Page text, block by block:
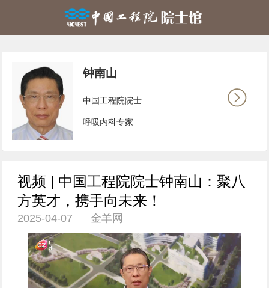
钟南山
中国工程院院士
呼吸内科专家
视频 | 中国工程院院士钟南山：聚八
方英才，携手向未来！
2025-04-07 金羊网